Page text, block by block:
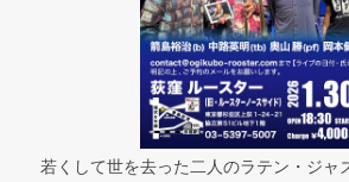
若くして世を去った二人のラテン・ジャ